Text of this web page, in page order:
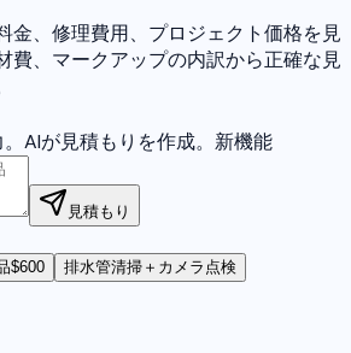
金、修理費用、プロジェクト価格を見
費、マークアップの内訳から正確な見
AIが見積もりを作成。 新機能
見積もり
$600
排水管清掃＋カメラ点検